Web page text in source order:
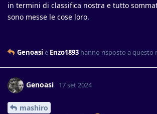
in termini di classifica nostra e tutto
sono messe le cose loro.
Genoasi e Enzo1893 hanno risposto a questo
Genoasi 17 set 2024
mashiro